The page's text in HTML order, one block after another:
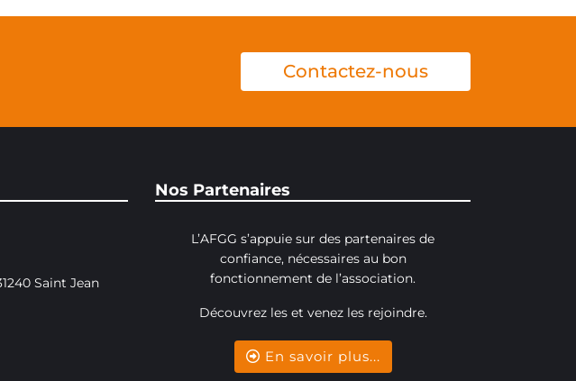
Contactez-nous
Saint Jean
Nos Partenaires
L’AFGG s’appuie sur des partenaires de
confiance, nécessaires au bon
fonctionnement de l’association.
Découvrez les et venez les rejoindre.
En savoir plus...